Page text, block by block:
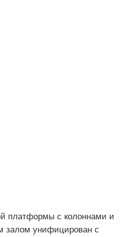
платформы с колоннами и
залом унифицирован с